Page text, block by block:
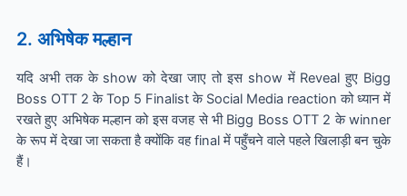
2. अभिषेक मल्हान
यदि अभी तक के show को देखा जाए तो इस show में Reveal हुए Bigg
Boss OTT 2 के Top 5 Finalist के Social Media reaction को ध्यान में
रखते हुए अभिषेक मल्हान को इस वजह से भी Bigg Boss OTT 2 के winner
के रूप में देखा जा सकता है क्योंकि वह final में पहुँचने वाले पहले खिलाड़ी बन चुके
हैं।